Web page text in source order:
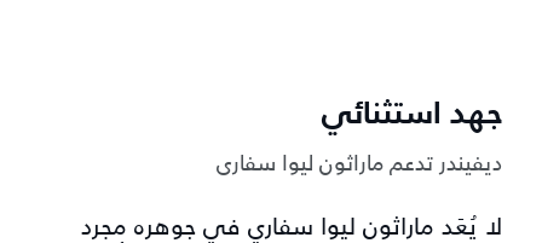
جهد استثنائي
ديفيندر تدعم ماراثون ليوا سفاري
لا يُعَد ماراثون ليوا سفاري في جوهره مجرد